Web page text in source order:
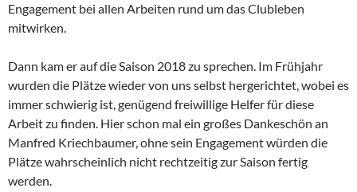
Engagement bei allen Arbeiten rund um das Clubleben
mitwirken.
Dann kam er auf die Saison 2018 zu sprechen. Im Frühjahr
wurden die Plätze wieder von uns selbst hergerichtet, wobei es
immer schwierig ist, genügend freiwillige Helfer für diese
Arbeit zu finden. Hier schon mal ein großes Dankeschön an
Manfred Kriechbaumer, ohne sein Engagement würden die
Plätze wahrscheinlich nicht rechtzeitig zur Saison fertig
werden.